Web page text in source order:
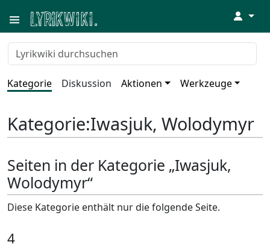
↓
Kategorie Diskussion Aktionen Werkzeuge
Kategorie:Iwasjuk, Wolodymyr
Seiten in der Kategorie „Iwasjuk,
Wolodymyr“
Diese Kategorie enthält nur die folgende Seite.
4